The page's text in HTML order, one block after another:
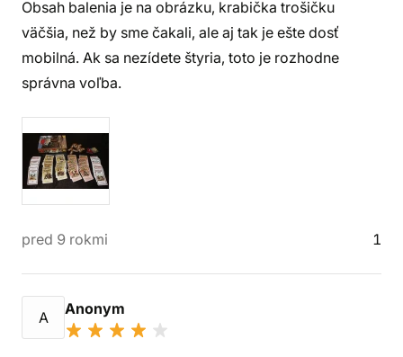
Obsah balenia je na obrázku, krabička trošičku
väčšia, než by sme čakali, ale aj tak je ešte dosť
mobilná. Ak sa nezídete štyria, toto je rozhodne
správna voľba.
pred 9 rokmi 1
A Anonym